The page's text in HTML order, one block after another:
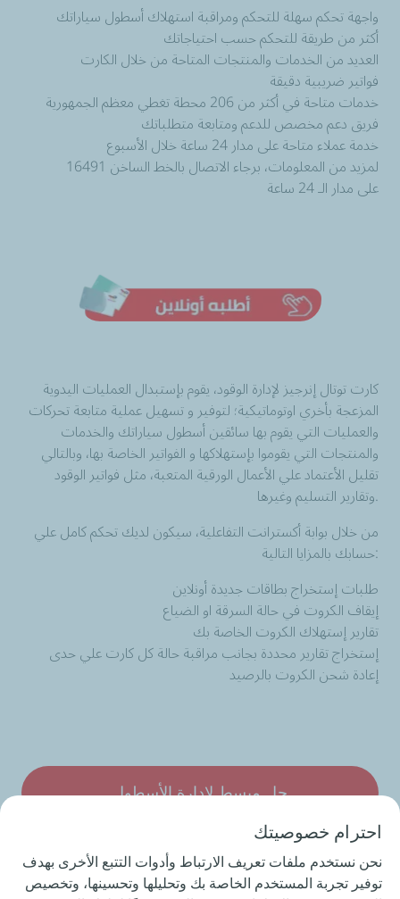
واجهة تحكم سهلة للتحكم ومراقبة استهلاك أسطول سياراتك
أكثر من طريقة للتحكم حسب احتياجاتك
العديد من الخدمات والمنتجات المتاحة من خلال الكارت
فواتير ضريبية دقيقة
خدمات متاحة في أكثر من 206 محطة تغطي معظم الجمهورية
فريق دعم مخصص للدعم ومتابعة متطلباتك
خدمة عملاء متاحة على مدار 24 ساعة خلال الأسبوع
لمزيد من المعلومات، برجاء الاتصال بالخط الساخن 16491
على مدار الـ 24 ساعة
كارت توتال إنرجيز لإدارة الوقود، يقوم بإستبدال العمليات اليدوية
المزعجة بأخري اوتوماتيكية؛ لتوفير و تسهيل عملية متابعة تحركات
والعمليات التي يقوم بها سائقين أسطول سياراتك والخدمات
والمنتجات التي يقوموا بإستهلاكها و الفواتير الخاصة بها، وبالتالي
تقليل الأعتماد علي الأعمال الورقية المتعبة، مثل فواتير الوقود
وتقارير التسليم وغيرها.
من خلال بوابة أكسترانت التفاعلية، سيكون لديك تحكم كامل علي
حسابك بالمزايا التالية:
طلبات إستخراج بطاقات جديدة أونلاين
إيقاف الكروت في حالة السرقة او الضياع
تقارير إستهلاك الكروت الخاصة بك
إستخراج تقارير محددة بجانب مراقبة حالة كل كارت علي حدى
إعادة شحن الكروت بالرصيد
حل مبسط لإدارة الأسطول
احترام خصوصيتك
نحن نستخدم ملفات تعريف الارتباط وأدوات التتبع الأخرى بهدف
توفير تجربة المستخدم الخاصة بك وتحليلها وتحسينها، وتخصيص